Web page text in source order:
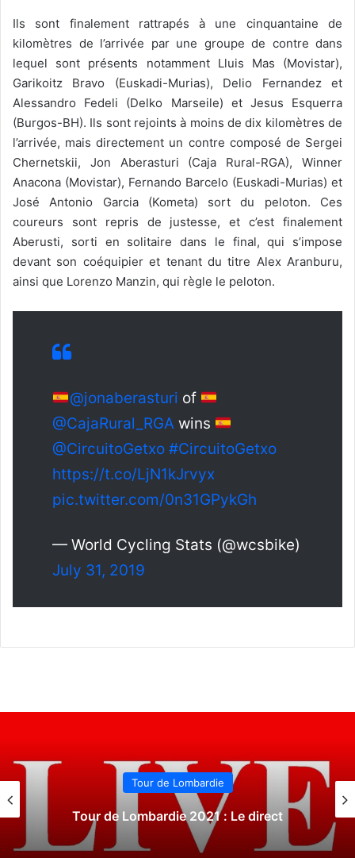
Ils sont finalement rattrapés à une cinquantaine de
kilomètres de l’arrivée par une groupe de contre dans
lequel sont présents notamment Lluis Mas (Movistar),
Garikoitz Bravo (Euskadi-Murias), Delio Fernandez et
Alessandro Fedeli (Delko Marseile) et Jesus Esquerra
(Burgos-BH). Ils sont rejoints à moins de dix kilomètres de
l’arrivée, mais directement un contre composé de Sergei
Chernetskii, Jon Aberasturi (Caja Rural-RGA), Winner
Anacona (Movistar), Fernando Barcelo (Euskadi-Murias) et
José Antonio Garcia (Kometa) sort du peloton. Ces
coureurs sont repris de justesse, et c’est finalement
Aberusti, sorti en solitaire dans le final, qui s’impose
devant son coéquipier et tenant du titre Alex Aranburu,
ainsi que Lorenzo Manzin, qui règle le peloton.
@jonaberasturi of
@CajaRural_RGA wins
@CircuitoGetxo #CircuitoGetxo
https://t.co/LjN1kJrvyx
pic.twitter.com/0n31GPykGh
— World Cycling Stats (@wcsbike)
July 31, 2019
Tour de Lombardie
Tour de Lombardie 2021 : Le direct